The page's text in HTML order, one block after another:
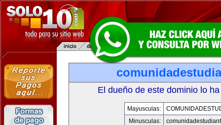
El dueño de este dominio lo
Mayusculas:
Minusculas: